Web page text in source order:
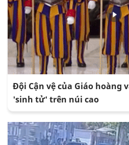
Đội Cận vệ của Giáo hoàng
'sinh tử' trên núi cao